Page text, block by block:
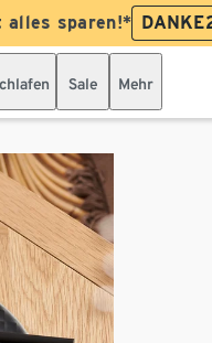
alles sparen!*
Sale Mehr